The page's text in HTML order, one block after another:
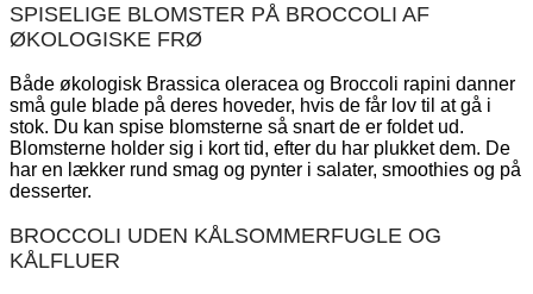
SPISELIGE BLOMSTER PÅ BROCCOLI AF
ØKOLOGISKE FRØ
Både økologisk Brassica oleracea og Broccoli rapini danner
små gule blade på deres hoveder, hvis de får lov til at gå i
stok. Du kan spise blomsterne så snart de er foldet ud.
Blomsterne holder sig i kort tid, efter du har plukket dem. De
har en lækker rund smag og pynter i salater, smoothies og på
desserter.
BROCCOLI UDEN KÅLSOMMERFUGLE OG
KÅLFLUER